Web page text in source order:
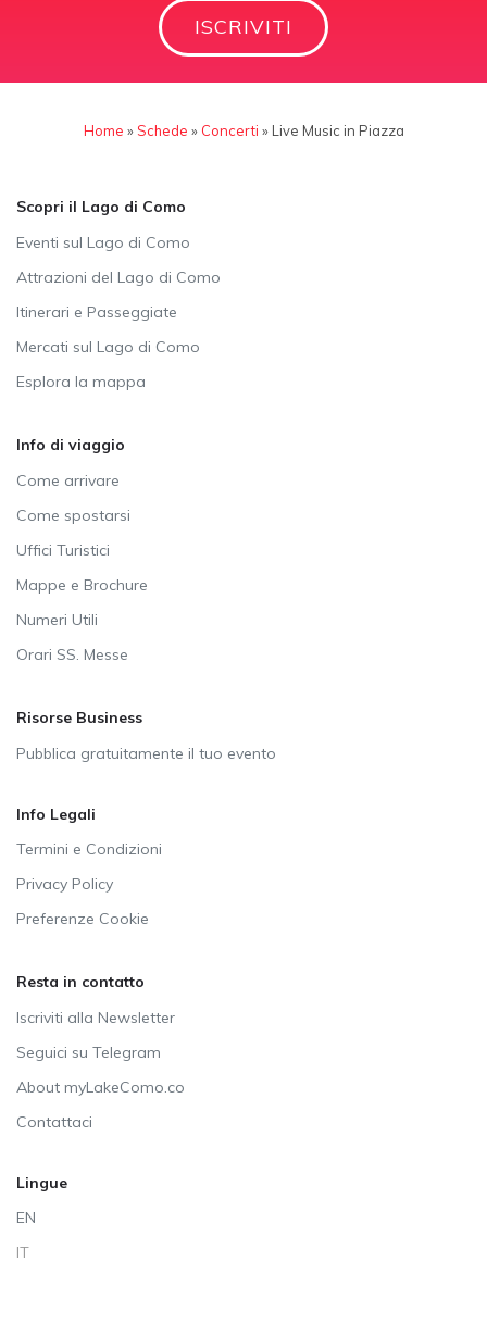
ISCRIVITI
Home »Schede » Concerti » Live Music in Piazza
Scopri il Lago di Como
Eventi sul Lago di Como
Attrazioni del Lago di Como
Itinerari e Passeggiate
Mercati sul Lago di Como
Esplora la mappa
Info di viaggio
Come arrivare
Come spostarsi
Uffici Turistici
Mappe e Brochure
Numeri Utili
Orari SS. Messe
Risorse Business
Pubblica gratuitamente il tuo evento
Info Legali
Termini e Condizioni
Privacy Policy
Preferenze Cookie
Resta in contatto
Iscriviti alla Newsletter
Seguici su Telegram
About myLakeComo.co
Contattaci
Lingue
EN
IT